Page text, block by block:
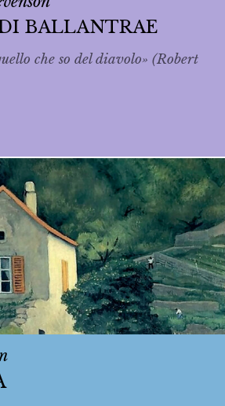
BALLANTRAE
che so del diavolo» (Robert